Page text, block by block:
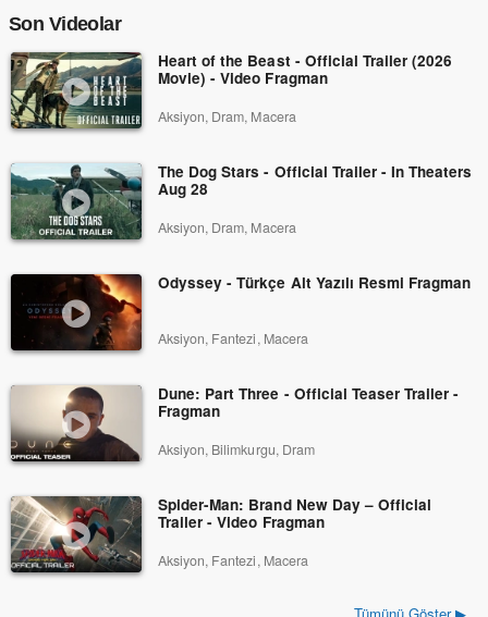
Son Videolar
Heart of the Beast - Official Trailer (2026
Movie) - Video Fragman
Aksiyon, Dram, Macera
The Dog Stars - Official Trailer - In Theaters
Aug 28
Aksiyon, Dram, Macera
Odyssey - Türkçe Alt Yazılı Resmi Fragman
Aksiyon, Fantezi, Macera
Dune: Part Three - Official Teaser Trailer -
Fragman
Aksiyon, Bilimkurgu, Dram
Spider-Man: Brand New Day – Official
Trailer - Video Fragman
Aksiyon, Fantezi, Macera